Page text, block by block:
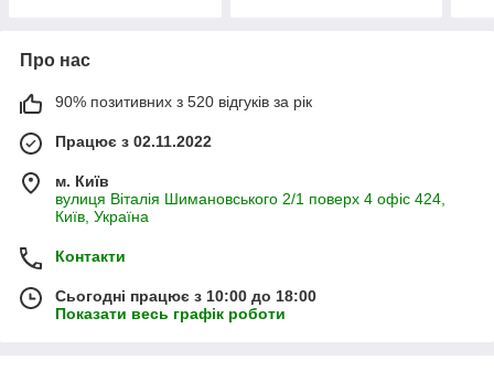
Про нас
90% позитивних з 520 відгуків за рік
Працює з 02.11.2022
м. Київ
вулиця Віталія Шимановського 2/1 поверх 4 офіс 424,
Київ, Україна
Контакти
Сьогодні працює з 10:00 до 18:00
Показати весь графік роботи